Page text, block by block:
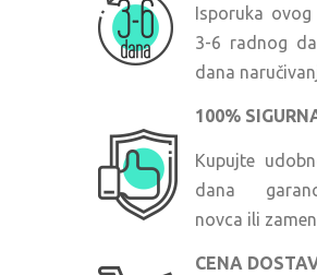
Isporuka
3-6 radnog
dana
100%
Kupujte
dana
novca ili
CENA